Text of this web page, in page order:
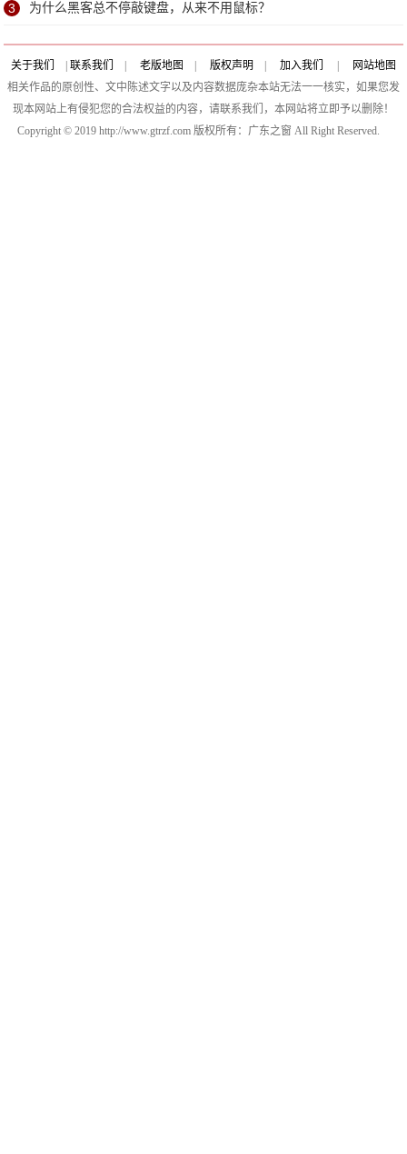
3 为什么黑客总不停敲键盘，从来不用鼠标？
关于我们 联系我们 老版地图 版权声明 加入我们
网站地图
相关作品的原创性、文中陈述文字以及内容数据庞杂本站无法一一核实，如果您发
现本网站上有侵犯您的合法权益的内容，请联系我们，本网站将立即予以删除！
Copyright © 2019 http://www.gtrzf.com 版权所有：广东之窗 All Right Reserved.